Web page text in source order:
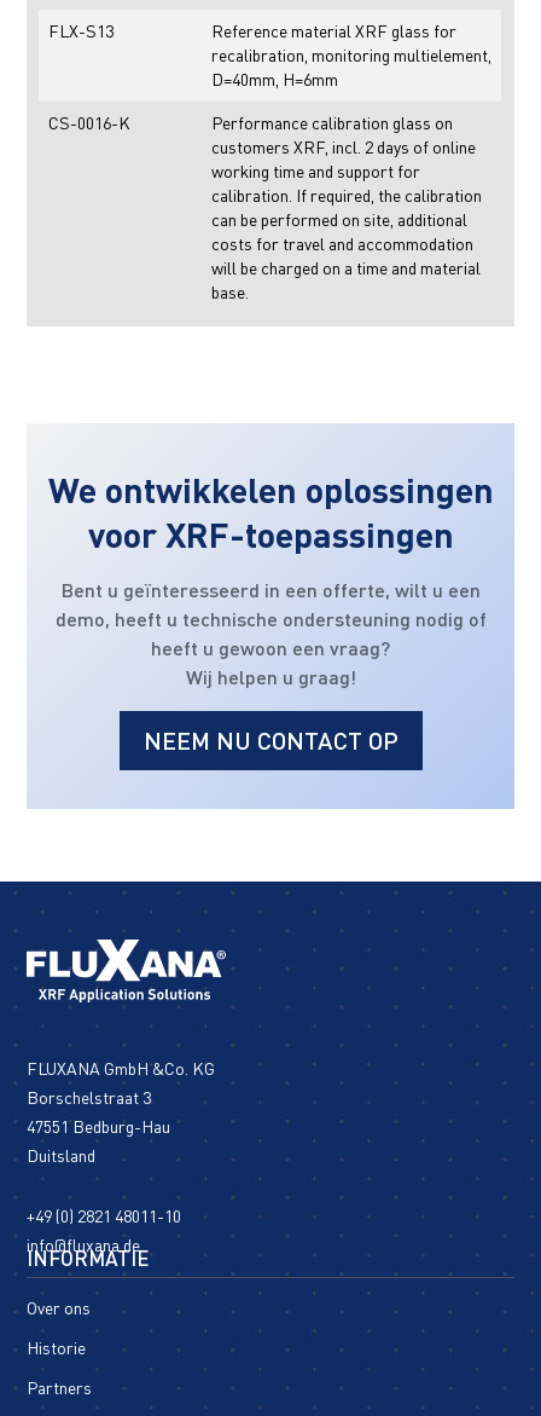
FLX-S13
Reference material XRF glass for
recalibration, monitoring multielement,
D=40mm, H=6mm
CS-0016-K
Performance calibration glass on
customers XRF, incl. 2 days of online
working time and support for
calibration. If required, the calibration
can be performed on site, additional
costs for travel and accommodation
will be charged on a time and material
base.
We ontwikkelen oplossingen
voor XRF-toepassingen
Bent u geïnteresseerd in een offerte, wilt u een
demo, heeft u technische ondersteuning nodig of
heeft u gewoon een vraag?
Wij helpen u graag!
NEEM NU CONTACT OP
FLUXANA GmbH &Co. KG
Borschelstraat 3
47551 Bedburg-Hau
Duitsland
+49 (0) 2821 48011-10
info@fluxana.de
INFORMATIE
Over ons
Historie
Partners